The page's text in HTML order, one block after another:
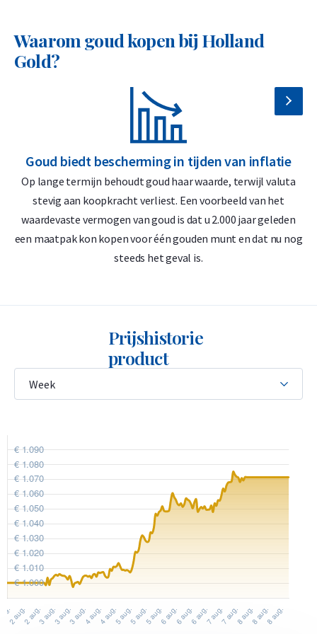
Wereldwijd verhandelbaar
Befaamd ontwerp: Lady Liberty en American Eagle
22-karaats goud met zilver en koper voor extra
Levering & verpakking American Eagle
gouden munt 1/4 troy ounce
Verzekerde verzending of afhalen op afspraak in Alkmaar,
Ontwerp 1/4 troy ounce American
Eagle gouden munt
goud. De legering bestaat uit 91,67% goud, 3% zilver en
5,33% koper. Deze samenstelling geeft de munt een subtiele
roodachtige tint en maakt haar beter bestand tegen
beschadigingen.
De voorzijde toont “Lady Liberty” met in haar rechterhand
een fakkel (vrijheid) en in haar linkerhand een olijftak (vrede).
Ook het jaartal staat op deze zijde vermeld. Het ontwerp is
gebaseerd op de historische Saint-Gaudens-munten.
De keerzijde toont traditioneel een Amerikaanse zeearend
Waarom goud kopen bij Holland
Gold?
Goud biedt bescherming in tijden van inflatie
Op lange termijn behoudt goud haar waarde, terwijl valuta
stevig aan koopkracht verliest. Een voorbeeld van het
waardevaste vermogen van goud is dat u 2.000 jaar geleden
een maatpak kon kopen voor één gouden munt en dat nu nog
steeds het geval is.
Prijshistorie
product